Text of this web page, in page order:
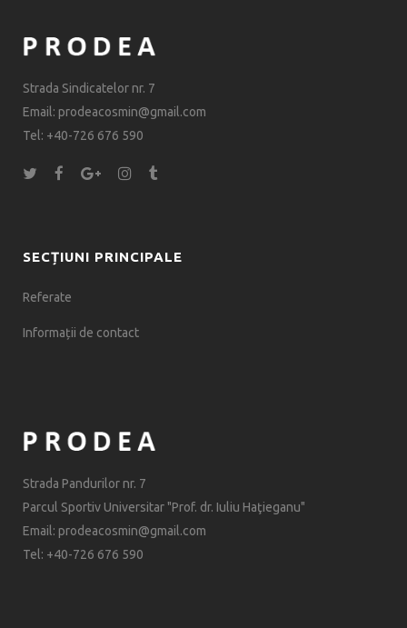
Strada Sindicatelor nr. 7
Email: prodeacosmin@gmail.com
Tel: +40-726 676 590
SECȚIUNI PRINCIPALE
Referate
Informații de contact
Strada Pandurilor nr. 7
Parcul Sportiv Universitar "Prof. dr. Iuliu Haţieganu"
Email: prodeacosmin@gmail.com
Tel: +40-726 676 590